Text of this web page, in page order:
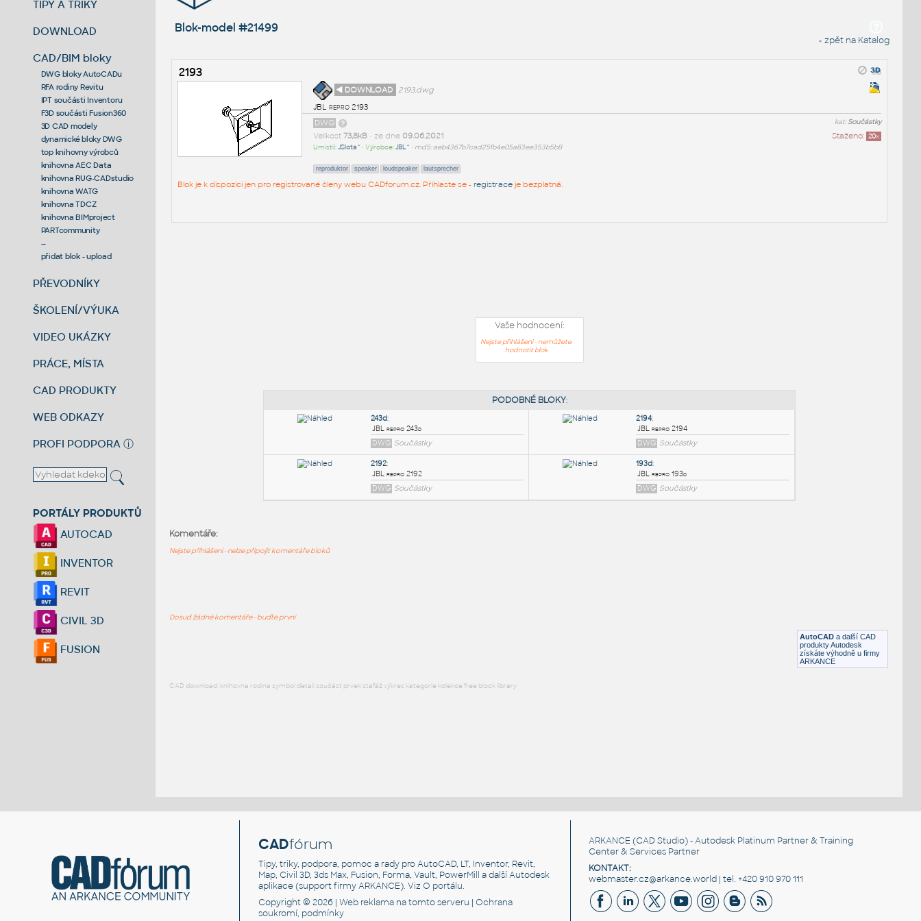
TIPY A TRIKY
DOWNLOAD
CAD/BIM bloky
DWG bloky AutoCADu
RFA rodiny Revitu
IPT součásti Inventoru
F3D součásti Fusion360
3D CAD modely
dynamické bloky DWG
top knihovny výrobců
knihovna AEC Data
knihovna RUG-CADstudio
knihovna WATG
knihovna TDCZ
knihovna BIMproject
PARTcommunity
--
přidat blok - upload
PŘEVODNÍKY
ŠKOLENÍ/VÝUKA
VIDEO UKÁZKY
PRÁCE, MÍSTA
CAD PRODUKTY
WEB ODKAZY
PROFI PODPORA ⓘ
PORTÁLY PRODUKTŮ
AUTOCAD
INVENTOR
REVIT
CIVIL 3D
FUSION
Blok-model #21499
« zpět na Katalog
2193
◄ DOWNLOAD
2193.dwg
JBL repro 2193
kat:Součástky
DWG
Staženo: 20x
Velikost 73,8kB• ze dne 09.06.2021
Umístil:JSlota^ • Výrobce:JBL^ • md5: aeb4367b7cad251b4e05a83ee353b5b8
reproduktor speaker loudspeaker lautsprecher
Blok je k dispozici jen pro registrované členy webu CADforum.cz. Přihlaste se - registraceje bezplatná.
Vaše hodnocení:
Nejste přihlášeni - nemůžete
hodnotit blok
Součástky
AutoCAD a další CAD
produkty Autodesk
získáte výhodně u firmy
ARKANCE
Komentáře:
Nejste přihlášeni - nelze připojit komentáře bloků
Dosud žádné komentáře - buďte první
CAD download: knihovna rodina symbol detail součást prvek stafáž výkres kategorie kolekce free block library
CADfórum
Tipy, triky, podpora, pomoc a rady pro AutoCAD, LT, Inventor, Revit,
Map, Civil 3D, 3ds Max, Fusion, Forma, Vault, PowerMill a další Autodesk
aplikace (support firmy ARKANCE). VizO portálu.
Copyright © 2026 |Web reklama na tomto serveru |Ochrana
soukromí, podmínky
ARKANCE (CAD Studio) - Autodesk Platinum Partner & Training
Center & Services Partner
KONTAKT:
webmaster.cz@arkance.world | tel. +420 910 970 111